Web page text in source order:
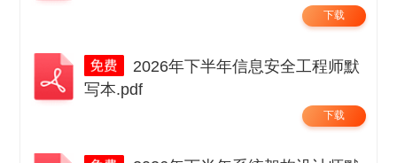
下载
写本.pdf
下载